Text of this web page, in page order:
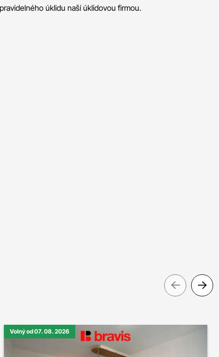
úklidu naší úklidovou firmou.
Volný od 07. 08. 2026